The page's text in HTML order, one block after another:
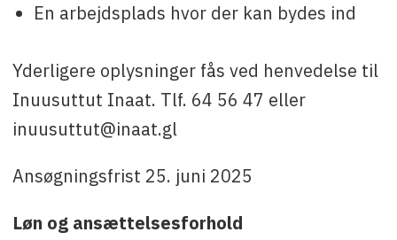
En arbejdsplads hvor der kan bydes ind
Yderligere oplysninger fås ved henvedelse til
Inuusuttut Inaat. Tlf. 64 56 47 eller
inuusuttut@inaat.gl
Ansøgningsfrist 25. juni 2025
Løn og ansættelsesforhold